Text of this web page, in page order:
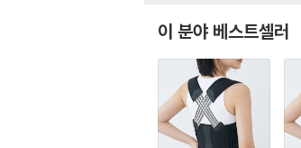
이 분야 베스트셀러